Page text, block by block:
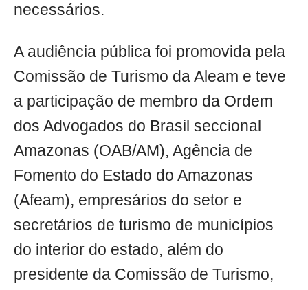
necessários.
A audiência pública foi promovida pela
Comissão de Turismo da Aleam e teve
a participação de membro da Ordem
dos Advogados do Brasil seccional
Amazonas (OAB/AM), Agência de
Fomento do Estado do Amazonas
(Afeam), empresários do setor e
secretários de turismo de municípios
do interior do estado, além do
presidente da Comissão de Turismo,